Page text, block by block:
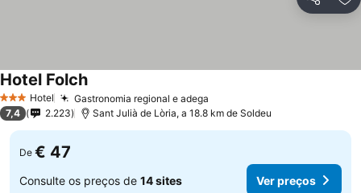
Partilhar
3 EstrelasHotel Gastronomia regional e adega
Hotel FolchVer preços
7,4 2.223 Sant Julià de Lòria, a 18.8 km de Soldeu
De € 47
Consulte os preços de 14 sites Ver preços